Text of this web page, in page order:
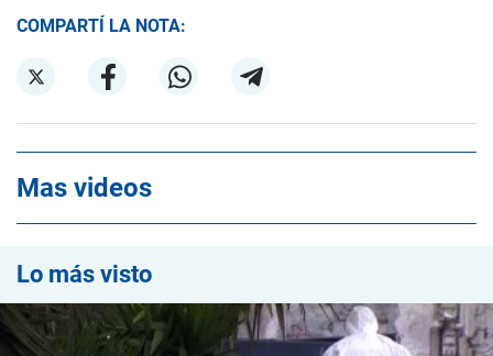
COMPARTÍ LA NOTA:
Mas videos
Lo más visto